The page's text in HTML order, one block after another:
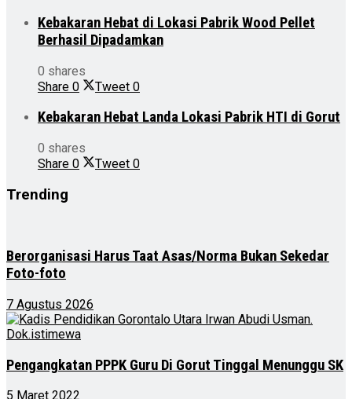
Kebakaran Hebat di Lokasi Pabrik Wood Pellet
Berhasil Dipadamkan
0 shares
Share 0 Tweet 0
Kebakaran Hebat Landa Lokasi Pabrik HTI di Gorut
0 shares
Share 0 Tweet 0
Trending
Berorganisasi Harus Taat Asas/Norma Bukan Sekedar
Foto-foto
7 Agustus 2026
Pengangkatan PPPK Guru Di Gorut Tinggal Menunggu SK
5 Maret 2022